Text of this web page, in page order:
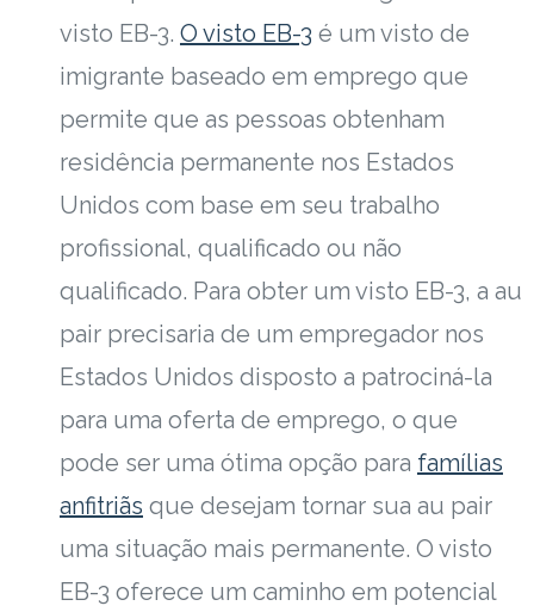
visto EB-3. O visto EB-3 é um visto de
imigrante baseado em emprego que
permite que as pessoas obtenham
residência permanente nos Estados
Unidos com base em seu trabalho
profissional, qualificado ou não
qualificado. Para obter um visto EB-3, a au
pair precisaria de um empregador nos
Estados Unidos disposto a patrociná-la
para uma oferta de emprego, o que
pode ser uma ótima opção para famílias
anfitriãs que desejam tornar sua au pair
uma situação mais permanente. O visto
EB-3 oferece um caminho em potencial